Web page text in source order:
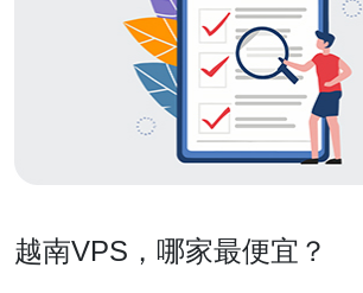
越南VPS，哪家最便宜？